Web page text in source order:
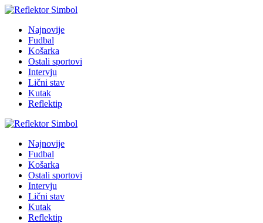
Najnovije
Fudbal
Košarka
Ostali sportovi
Intervju
Lični stav
Kutak
Reflektip
Najnovije
Fudbal
Košarka
Ostali sportovi
Intervju
Lični stav
Kutak
Reflektip